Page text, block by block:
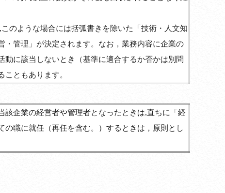
のような場合には括弧書きを除いた「技術・人文知
管理」が決定されます。なお，業務内容に企業の
に該当しないとき（基準に適合するか否かは別問
ともあります。
企業の経営者や管理者となったときは,直ちに「経
職に就任（再任を含む。）するときは，原則とし